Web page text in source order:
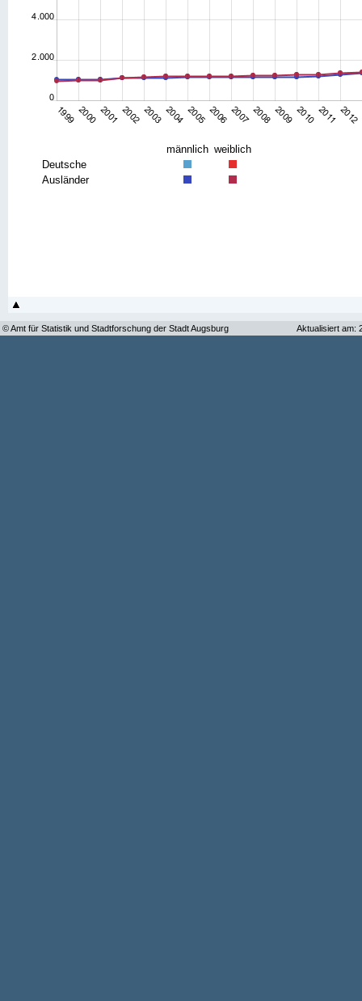
männlich weiblich
Deutsche
Ausländer
© Amt für Statistik und Stadtforschung der Stadt Augsburg Aktualisiert am: